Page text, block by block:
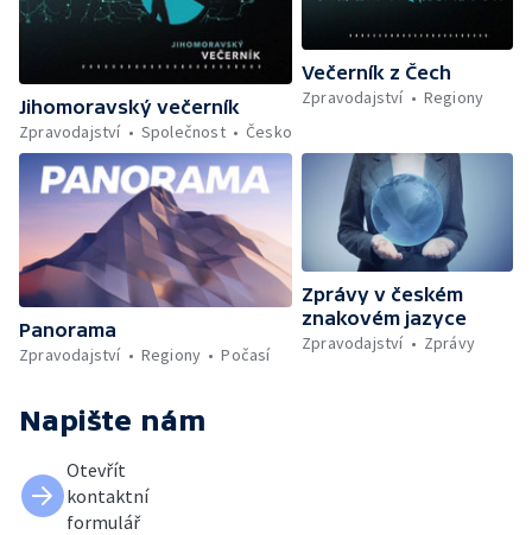
Jihomoravský večerník
Zpravodajství
Společnost Česko
Večerník z Čech
Zpravodajství
Regiony
Panorama
Zpravodajství
Regiony Počasí
Zprávy v českém
znakovém jazyce
Zpravodajství
Zprávy
Napište nám
Otevřít
kontaktní
formulář